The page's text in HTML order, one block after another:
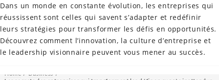
fooldewool
La course pour
l'actualité.
Home
Business
Dans un monde en constante évolution, les entreprises qui
réussissent sont celles qui savent s’adapter et redéfinir
leurs stratégies pour transformer les défis en opportunités.
Découvrez comment l’innovation, la culture d’entreprise et
le leadership visionnaire peuvent vous mener au succès.